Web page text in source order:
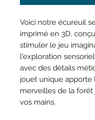
Voici notre écureuil
imprimé en 3D,
stimuler le jeu
l'exploration
avec des détails
jouet unique apporte
merveilles de la forêt
vos mains.